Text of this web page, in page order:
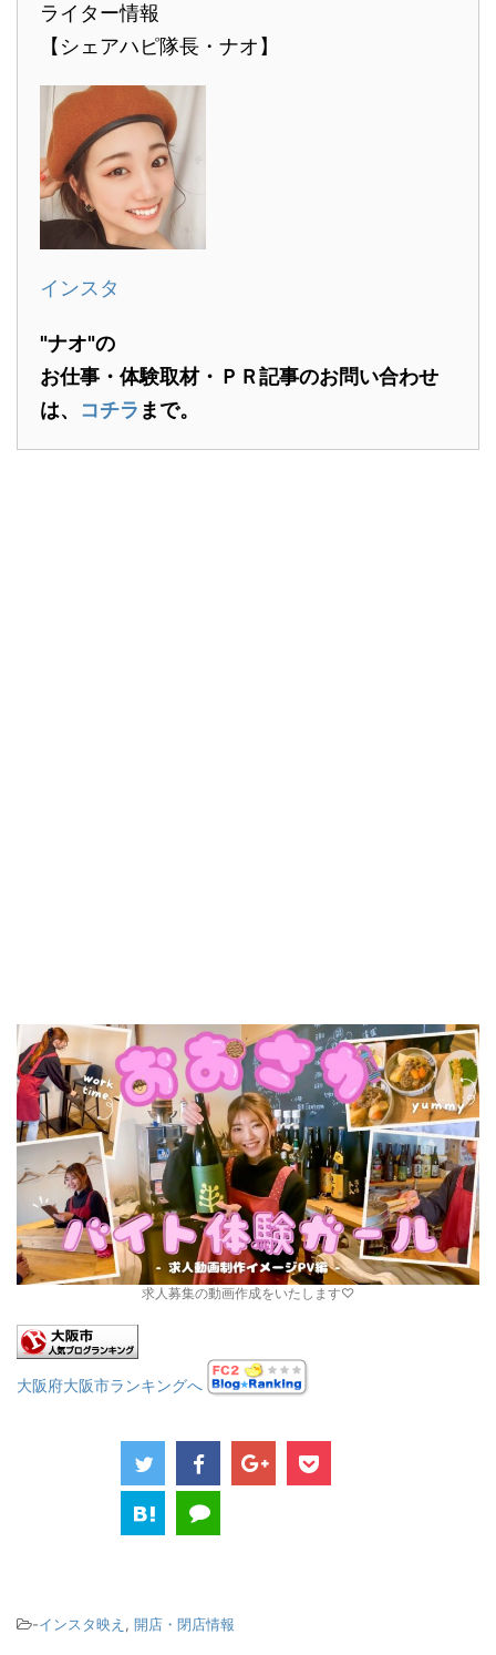
ライター情報
【シェアハピ隊長・ナオ】
インスタ
"ナオ"の
お仕事・体験取材・ＰＲ記事のお問い合わせ
は、 コチラ まで。
求人募集の動画作成をいたします♡
大阪府大阪市ランキングへ
-インスタ映え , 開店・閉店情報